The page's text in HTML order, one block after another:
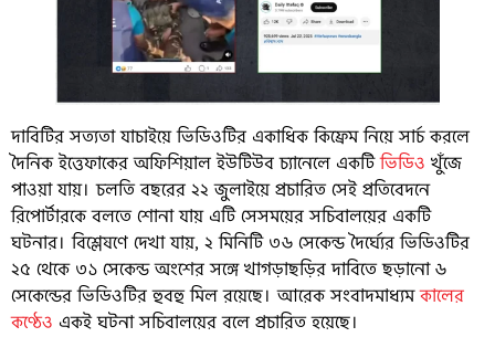
দাবিটির সত্যতা যাচাইয়ে ভিডিওটির একাধিক কিফ্রেম নিয়ে সার্চ করলে
দৈনিক ইত্তেফাকের অফিশিয়াল ইউটিউব চ্যানেলে একটিভিডিও খুঁজে
পাওয়া যায়। চলতি বছরের ২২ জুলাইয়ে প্রচারিত সেই প্রতিবেদনে
রিপোর্টারকে বলতে শোনা যায় এটি সেসময়ের সচিবালয়ের একটি
ঘটনার। বিশ্লেষণে দেখা যায়, ২ মিনিটি ৩৬ সেকেন্ড দৈর্ঘ্যের ভিডিওটির
২৫ থেকে ৩১ সেকেন্ড অংশের সঙ্গে খাগড়াছড়ির দাবিতে ছড়ানো ৬
সেকেন্ডের ভিডিওটির হুবহু মিল রয়েছে। আরেক সংবাদমাধ্যমকালের
কণ্ঠেও একই ঘটনা সচিবালয়ের বলে প্রচারিত হয়েছে।